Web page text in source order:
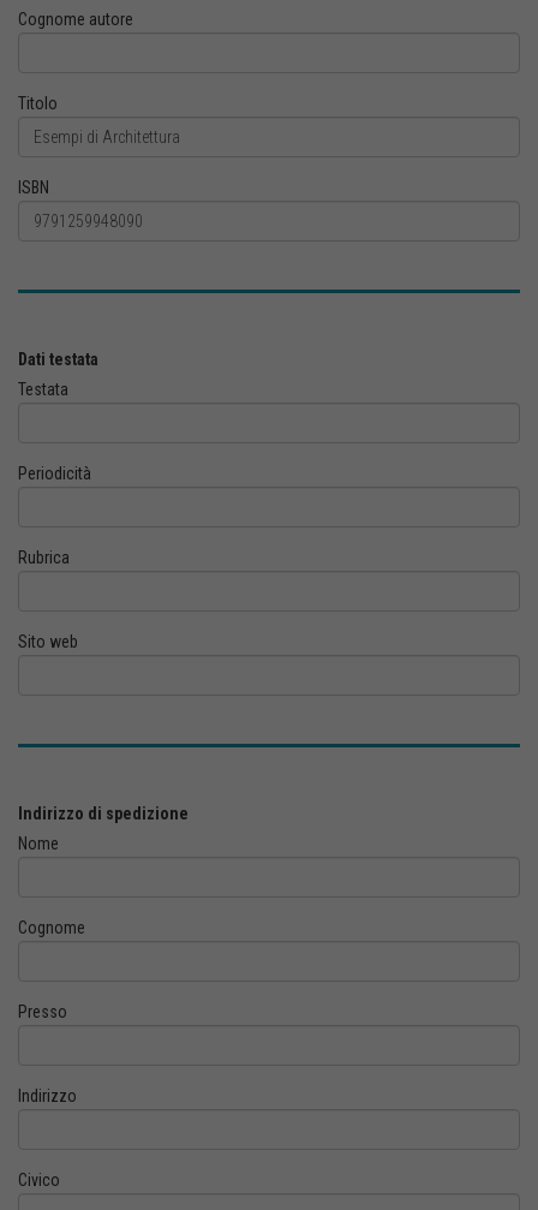
Cognome autore
Titolo
ISBN
Dati testata
Testata
Periodicità
Rubrica
Sito web
Indirizzo di spedizione
Nome
Cognome
Presso
Indirizzo
Civico